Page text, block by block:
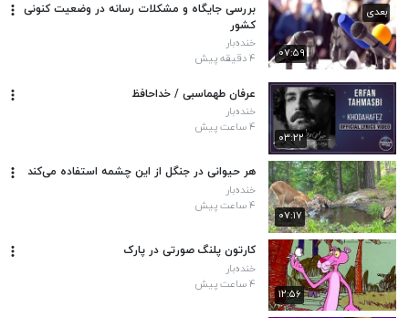
۰۷:۵۹
بعدی
بررسی جایگاه و مشکلات رسانه در وضعیت کنونی
کشور
خنده‌بار
۴ دقیقه پیش
۰۳:۲۲
عرفان طهماسبی / خداحافظ
خنده‌بار
۴ ساعت پیش
۰۷:۱۷
هر حیوانی در جنگل از این چشمه استفاده می‌کند
خنده‌بار
۴ ساعت پیش
۱۲:۵۶
کارتون پلنگ صورتی در پارک
خنده‌بار
۴ ساعت پیش